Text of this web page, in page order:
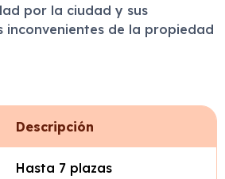
por la ciudad y sus
inconvenientes de la propiedad
Descripción
Hasta 7 plazas